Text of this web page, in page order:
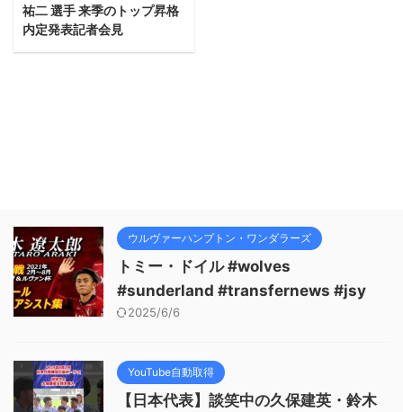
MF 6 平野 佑一MF 18 白井
永地MF 45 浅野 雄也MF 32
祐二 選手 来季のトップ昇格
内定発表記者会見
ウルヴァーハンプトン・ワンダラーズ
トミー・ドイル #wolves
#sunderland #transfernews #jsy
2025/6/6
YouTube自動取得
【日本代表】談笑中の久保建英・鈴木